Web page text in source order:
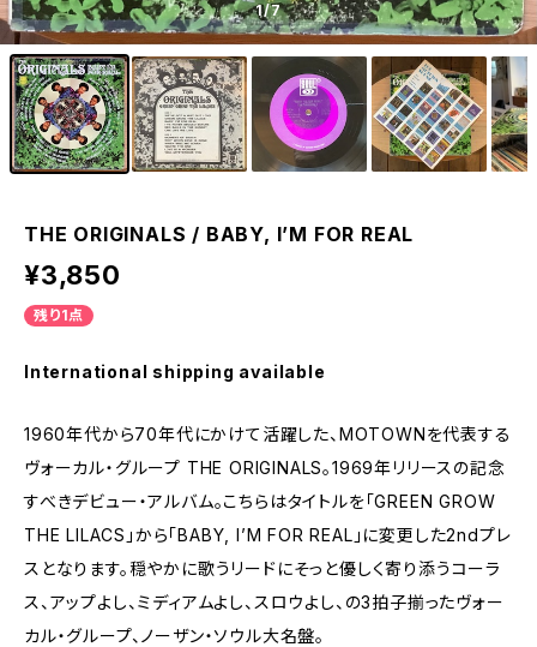
1/7
THE ORIGINALS / BABY, I’M FOR REAL
¥3,850
残り1点
International shipping available
1960年代から70年代にかけて活躍した、MOTOWNを代表する
ヴォーカル・グループ THE ORIGINALS。1969年リリースの記念
すべきデビュー・アルバム。こちらはタイトルを「GREEN GROW
THE LILACS」から「BABY, I’M FOR REAL」に変更した2ndプレ
スとなります。穏やかに歌うリードにそっと優しく寄り添うコーラ
ス、アップよし、ミディアムよし、スロウよし、の3拍子揃ったヴォー
カル・グループ、ノーザン・ソウル大名盤。